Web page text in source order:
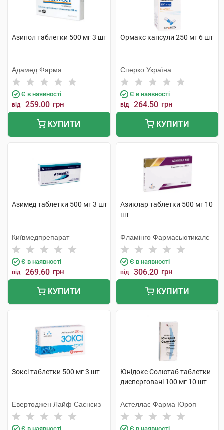
Азипол таблетки 500 мг 3 шт
Адамед Фарма
Є в наявності
від 259.00 грн
КУПИТИ
Ормакс капсули 250 мг 6 шт
Сперко Україна
Є в наявності
від 264.50 грн
КУПИТИ
Азимед таблетки 500 мг 3 шт
Київмедпрепарат
Є в наявності
від 269.60 грн
КУПИТИ
Азиклар таблетки 500 мг 10
шт
Фламінго Фармасьютикалс
Є в наявності
від 306.20 грн
КУПИТИ
Зоксі таблетки 500 мг 3 шт
Евертоджен Лайф Саєнсиз
Юнідокс Солютаб таблетки
дисперговані 100 мг 10 шт
Астеллас Фарма Юроп